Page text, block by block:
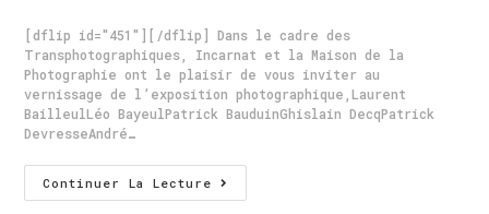
[dflip id="451"][/dflip] Dans le cadre des
Transphotographiques, Incarnat et la Maison de la
Photographie ont le plaisir de vous inviter au
vernissage de l’exposition photographique,Laurent
BailleulLéo BayeulPatrick BauduinGhislain DecqPatrick
DevresseAndré…
Continuer La Lecture